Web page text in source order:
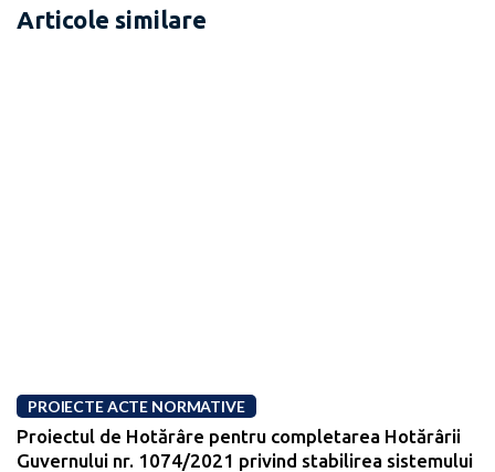
Articole similare
PROIECTE ACTE NORMATIVE
Proiectul de Hotărâre pentru completarea Hotărârii
Guvernului nr. 1074/2021 privind stabilirea sistemului